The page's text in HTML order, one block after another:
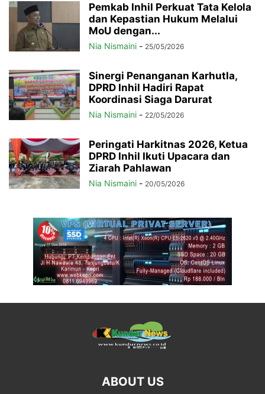
Pemkab Inhil Perkuat Tata Kelola
dan Kepastian Hukum Melalui
MoU dengan...
Nia Nismaini - 25/05/2026
Sinergi Penanganan Karhutla,
DPRD Inhil Hadiri Rapat
Koordinasi Siaga Darurat
Nia Nismaini - 22/05/2026
Peringati Harkitnas 2026, Ketua
DPRD Inhil Ikuti Upacara dan
Ziarah Pahlawan
Nia Nismaini - 20/05/2026
ABOUT US